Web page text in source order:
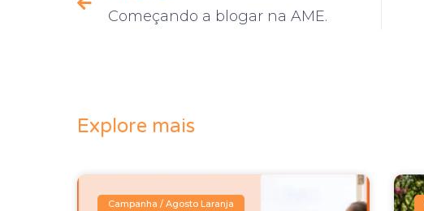
Começando a blogar na AME.
Explore mais
Campanha / Agosto Laranja